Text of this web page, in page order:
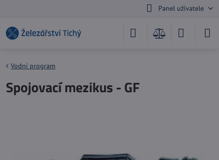
Panel uživatele
Vodní program
Spojovací mezikus - GF